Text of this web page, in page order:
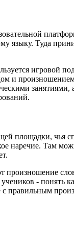
языку. Туда
игровой
и
площадки, чья
наречие. Там
произношение
учеников - понять
с правильным